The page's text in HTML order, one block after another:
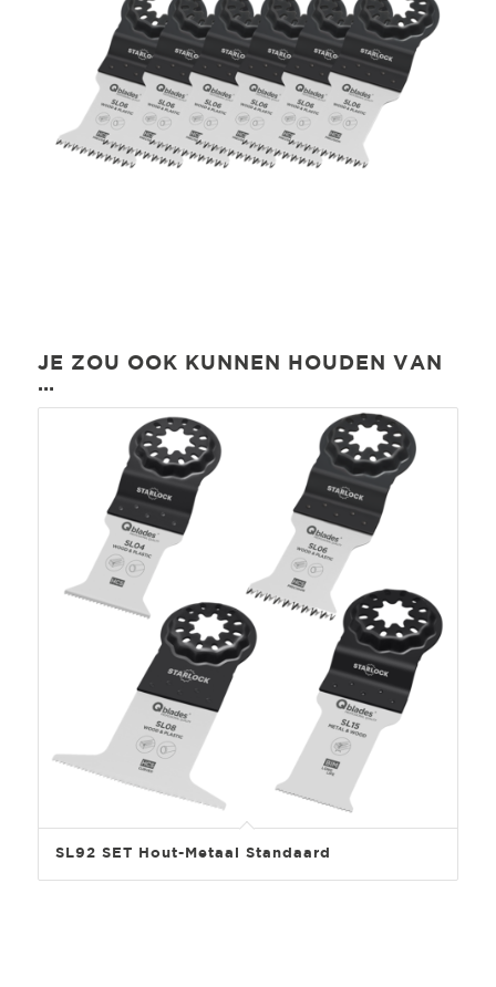
JE ZOU OOK KUNNEN HOUDEN VAN
…
SL92 SET Hout-Metaal Standaard